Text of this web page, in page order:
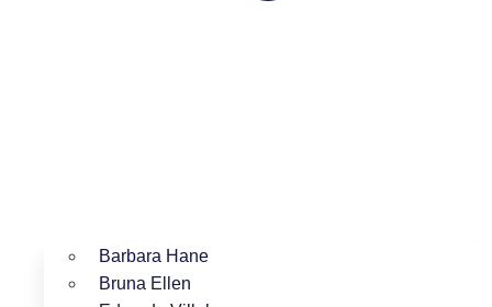
Barbara Hane
Bruna Ellen